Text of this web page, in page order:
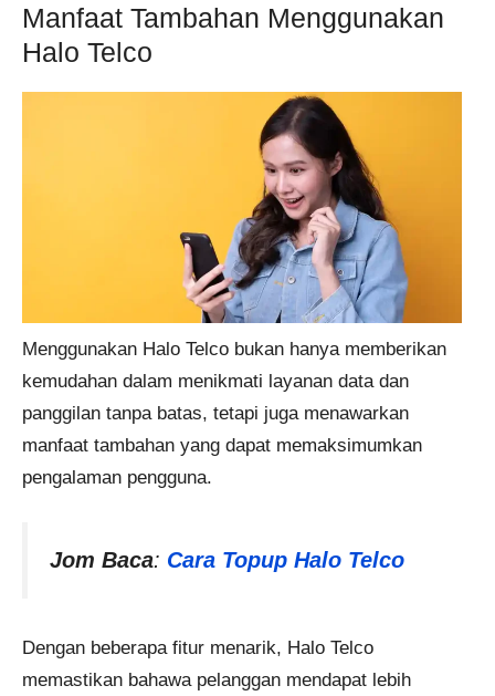
Manfaat Tambahan Menggunakan
Halo Telco
Menggunakan Halo Telco bukan hanya memberikan
kemudahan dalam menikmati layanan data dan
panggilan tanpa batas, tetapi juga menawarkan
manfaat tambahan yang dapat memaksimumkan
pengalaman pengguna.
Jom Baca: Cara Topup Halo Telco
Dengan beberapa fitur menarik, Halo Telco
memastikan bahawa pelanggan mendapat lebih